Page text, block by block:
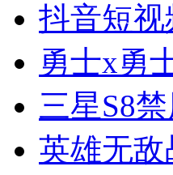
抖音短
勇士x勇
三星S8
英雄无